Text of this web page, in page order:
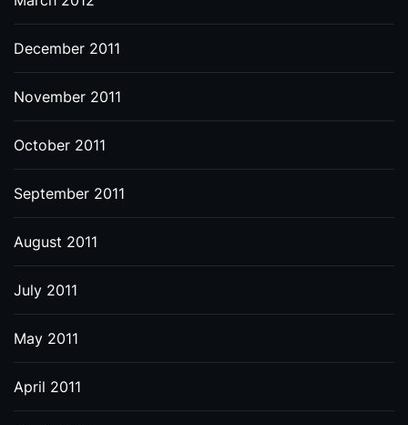
December 2011
November 2011
October 2011
September 2011
August 2011
July 2011
May 2011
April 2011